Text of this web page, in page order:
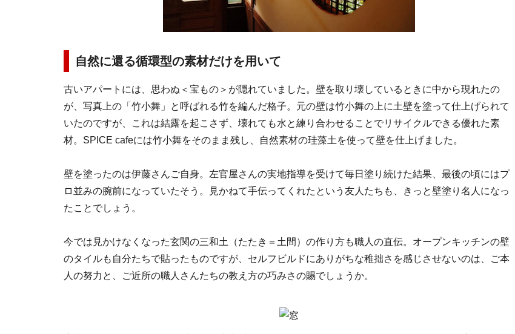
自然に還る循環型の素材だけを用いて
古いアパートには、思わぬ＜宝もの＞が隠れていました。壁を取り壊しているときに中から現れたの
が、写真上の「竹小舞」と呼ばれる竹を編んだ格子。元の壁は竹小舞の上に土壁を塗って仕上げられて
いたのですが、これは結露を起こさず、壊れても水と練り合わせることでリサイクルできる優れた素
材。SPICE cafeには竹小舞をそのまま残し、自然素材の珪藻土を使って壁を仕上げました。
壁を塗ったのは伊藤さんご自身。左官屋さんの実地指導を受けて毎日塗り続けた結果、最後の頃にはプ
ロ並みの腕前になっていたそう。見かねて手伝ってくれたという友人たちも、きっと壁塗り名人になっ
たことでしょう。
今では見かけなくなった玄関の三和土（たたき＝土間）の作り方も職人の直伝。オープンキッチンの壁
のタイルも自分たちで貼ったものですが、セルフビルドにありがちな稚拙さを感じさせないのは、ご本
人の努力と、ご近所の職人さんたちの教え方の巧みさの賜でしょうか。